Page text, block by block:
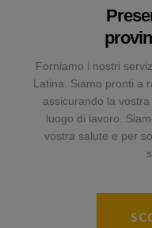
Forniamo i nostri
Latina. Siamo pronti a
assicurando la
luogo di lavoro.
vostra salute e per